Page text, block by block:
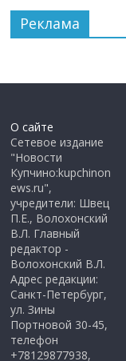
Реклама
О сайте
Сетевое издание
"Новости
Купчино:kupchinon
ews.ru",
учредители: Швец
П.Е., Волохонский
В.Л. Главный
редактор -
Волохонский В.Л.
Адрес редакции:
Санкт-Петербург,
ул. Зины
Портновой 30-45,
телефон
+78129877938,